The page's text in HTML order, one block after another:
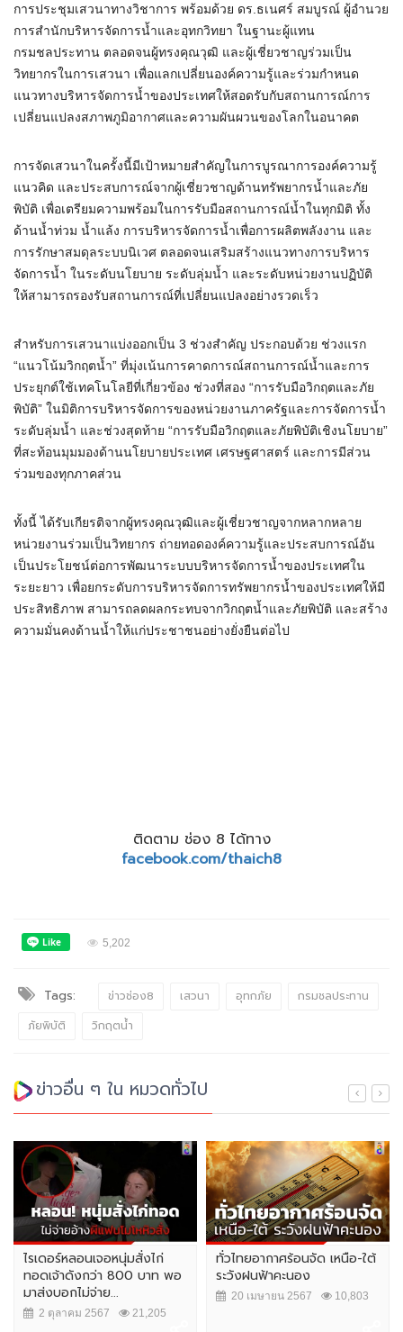
การประชุมเสวนาทางวิชาการ พร้อมด้วย ดร.ธเนศร์ สมบูรณ์ ผู้อำนวย
การสำนักบริหารจัดการน้ำและอุทกวิทยา ในฐานะผู้แทน
กรมชลประทาน ตลอดจนผู้ทรงคุณวุฒิ และผู้เชี่ยวชาญร่วมเป็น
วิทยากรในการเสวนา เพื่อแลกเปลี่ยนองค์ความรู้และร่วมกำหนด
แนวทางบริหารจัดการน้ำของประเทศให้สอดรับกับสถานการณ์การ
เปลี่ยนแปลงสภาพภูมิอากาศและความผันผวนของโลกในอนาคต
การจัดเสวนาในครั้งนี้มีเป้าหมายสำคัญในการบูรณาการองค์ความรู้
แนวคิด และประสบการณ์จากผู้เชี่ยวชาญด้านทรัพยากรน้ำและภัย
พิบัติ เพื่อเตรียมความพร้อมในการรับมือสถานการณ์น้ำในทุกมิติ ทั้ง
ด้านน้ำท่วม น้ำแล้ง การบริหารจัดการน้ำเพื่อการผลิตพลังงาน และ
การรักษาสมดุลระบบนิเวศ ตลอดจนเสริมสร้างแนวทางการบริหาร
จัดการน้ำ ในระดับนโยบาย ระดับลุ่มน้ำ และระดับหน่วยงานปฏิบัติ
ให้สามารถรองรับสถานการณ์ที่เปลี่ยนแปลงอย่างรวดเร็ว
สำหรับการเสวนาแบ่งออกเป็น 3 ช่วงสำคัญ ประกอบด้วย ช่วงแรก
“แนวโน้มวิกฤตน้ำ” ที่มุ่งเน้นการคาดการณ์สถานการณ์น้ำและการ
ประยุกต์ใช้เทคโนโลยีที่เกี่ยวข้อง ช่วงที่สอง “การรับมือวิกฤตและภัย
พิบัติ” ในมิติการบริหารจัดการของหน่วยงานภาครัฐและการจัดการน้ำ
ระดับลุ่มน้ำ และช่วงสุดท้าย “การรับมือวิกฤตและภัยพิบัติเชิงนโยบาย”
ที่สะท้อนมุมมองด้านนโยบายประเทศ เศรษฐศาสตร์ และการมีส่วน
ร่วมของทุกภาคส่วน
ทั้งนี้ ได้รับเกียรติจากผู้ทรงคุณวุฒิและผู้เชี่ยวชาญจากหลากหลาย
หน่วยงานร่วมเป็นวิทยากร ถ่ายทอดองค์ความรู้และประสบการณ์อัน
เป็นประโยชน์ต่อการพัฒนาระบบบริหารจัดการน้ำของประเทศใน
ระยะยาว เพื่อยกระดับการบริหารจัดการทรัพยากรน้ำของประเทศให้มี
ประสิทธิภาพ สามารถลดผลกระทบจากวิกฤตน้ำและภัยพิบัติ และสร้าง
ความมั่นคงด้านน้ำให้แก่ประชาชนอย่างยั่งยืนต่อไป
ติดตาม ช่อง 8 ได้ทาง
facebook.com/thaich8
5,202
Tags: ข่าวช่อง8 เสวนา อุทกภัย
กรมชลประทาน
ภัยพิบัติ
วิกฤตน้ำ
ข่าวอื่น ๆ ใน หมวดทั่วไป
ไรเดอร์หลอนเจอหนุ่มสั่งไก่
ทอดเจ้าดังกว่า 800 บาท พอ
มาส่งบอกไม่จ่าย...
2 ตุลาคม 2567 21,205
ทั่วไทยอากาศร้อนจัด เหนือ-ใต้
ระวังฝนฟ้าคะนอง
20 เมษายน 2567 10,803